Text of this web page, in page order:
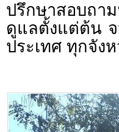
ปรึกษาสอบถ
ดูแลตั้งแต่ต้น
ประเทศ ทุกจัง